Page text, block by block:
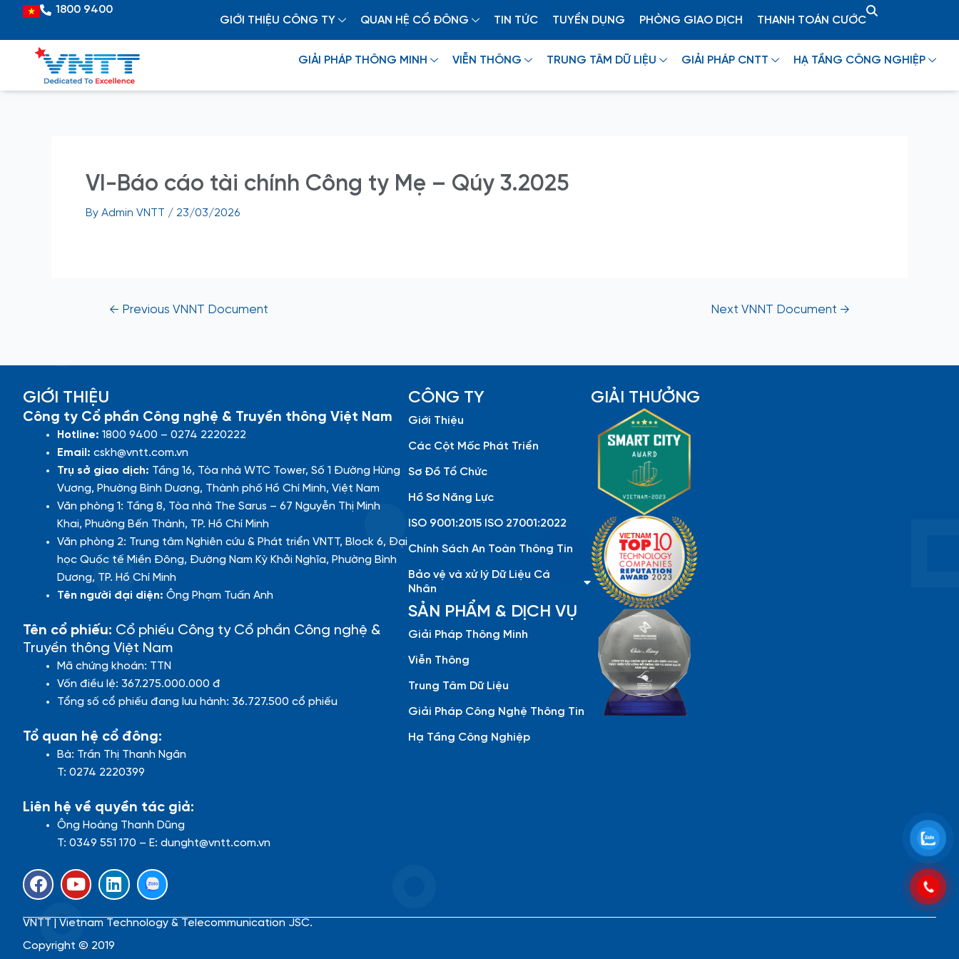
content
Vietnamese
1800 9400
GIỚI THIỆU CÔNG TY
QUAN HỆ CỔ ĐÔNG TIN TỨC TUYỂN DỤNG PHÒNG GIAO DỊCH THANH TOÁN CƯỚC
GIẢI PHÁP THÔNG MINH VIỄN THÔNG TRUNG TÂM DỮ LIỆU GIẢI PHÁP CNTT HẠ TẦNG CÔNG NGHIỆP
VI-Báo cáo tài chính Công ty Mẹ – Qúy 3.2025
By Admin VNTT / 23/03/2026
Post
← Previous VNNT Document Next VNNT Document →
GIỚI THIỆU
Công ty Cổ phần Công nghệ & Truyền thông Việt Nam
Hotline: 1800 9400 – 0274 2220222
Email: cskh@vntt.com.vn
Trụ sở giao dịch: Tầng 16, Tòa nhà WTC Tower, Số 1 Đường Hùng
Vương, Phường Bình Dương, Thành phố Hồ Chí Minh, Việt Nam
Văn phòng 1: Tầng 8, Tòa nhà The Sarus – 67 Nguyễn Thị Minh
Khai, Phường Bến Thành, TP. Hồ Chí Minh
Văn phòng 2: Trung tâm Nghiên cứu & Phát triển VNTT, Block 6, Đại
học Quốc tế Miền Đông, Đường Nam Kỳ Khởi Nghĩa, Phường Bình
Dương, TP. Hồ Chí Minh
Tên người đại diện: Ông Phạm Tuấn Anh
Tên cổ phiếu: Cổ phiếu Công ty Cổ phần Công nghệ &
Truyền thông Việt Nam
Mã chứng khoán: TTN
Vốn điều lệ: 367.275.000.000 đ
Tổng số cổ phiếu đang lưu hành: 36.727.500 cổ phiếu
Tổ quan hệ cổ đông:
Bà: Trần Thị Thanh Ngân
T: 0274 2220399
Liên hệ về quyền tác giả:
Ông Hoàng Thanh Dũng
T: 0349 551 170 – E: dunght@vntt.com.vn
F
a
e
b
Y
o
t
u
L
i
k
e
CÔNG TY
Giới Thiệu
Các Cột Mốc Phát Triển
Sơ Đồ Tổ Chức
Hồ Sơ Năng Lực
ISO 9001:2015 ISO 27001:2022
Chính Sách An Toàn Thông Tin
Bảo vệ và xử lý Dữ Liệu Cá
Nhân
SẢN PHẨM & DỊCH VỤ
Giải Pháp Thông Minh
Viễn Thông
Trung Tâm Dữ Liệu
Giải Pháp Công Nghệ Thông Tin
Hạ Tầng Công Nghiệp
GIẢI THƯỞNG
VNTT | Vietnam Technology & Telecommunication JSC.
Copyright © 2019